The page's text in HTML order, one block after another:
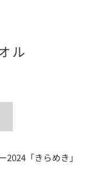
ル
「きらめき」